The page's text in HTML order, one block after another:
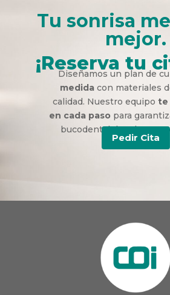
Tu sonrisa
mejor.
¡Reserva tu
Diseñamos un plan de
medida con materiales
calidad. Nuestro equipo te
en cada paso para
bucodental duradera y
Pedir Cita